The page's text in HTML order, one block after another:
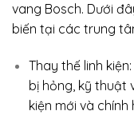
vang Bosch. Dưới
biến tại các trung
Thay thế linh
bị hỏng, kỹ thuật
kiện mới và